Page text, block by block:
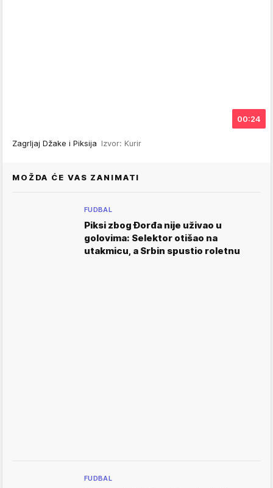
00:24
Zagrljaj Džake i Piksija Izvor: Kurir
MOŽDA ĆE VAS ZANIMATI
FUDBAL
Piksi zbog Đorđa nije uživao u
golovima: Selektor otišao na
utakmicu, a Srbin spustio roletnu
FUDBAL